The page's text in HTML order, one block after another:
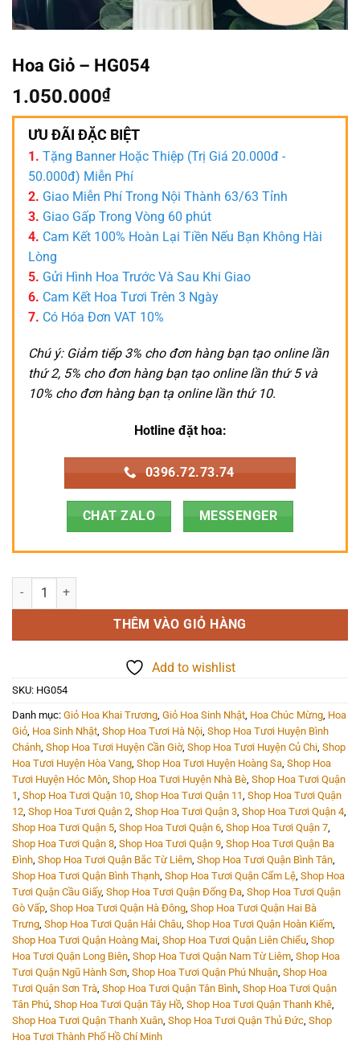
Hoa Giỏ – HG054
1.050.000₫
ƯU ĐÃI ĐẶC BIỆT
1. Tặng Banner Hoặc Thiệp (Trị Giá 20.000đ -
50.000đ) Miễn Phí
2. Giao Miễn Phí Trong Nội Thành 63/63 Tỉnh
3. Giao Gấp Trong Vòng 60 phút
4. Cam Kết 100% Hoàn Lại Tiền Nếu Bạn Không Hài
Lòng
5. Gửi Hình Hoa Trước Và Sau Khi Giao
6. Cam Kết Hoa Tươi Trên 3 Ngày
7. Có Hóa Đơn VAT 10%
Chú ý: Giảm tiếp 3% cho đơn hàng bạn tạo online lần
thứ 2, 5% cho đơn hàng bạn tạo online lần thứ 5 và
10% cho đơn hàng bạn tạ online lần thứ 10.
Hotline đặt hoa:
0396.72.73.74
CHAT ZALO MESSENGER
Hoa Giỏ - HG054 số lượng
THÊM VÀO GIỎ HÀNG
Add to wishlist
SKU: HG054
Danh mục: Giỏ Hoa Khai Trương Giỏ Hoa Sinh Nhật Hoa Chúc Mừng Hoa
Giỏ Hoa Sinh Nhật Shop Hoa Tươi Hà Nội Shop Hoa Tươi Huyện Bình
Chánh Shop Hoa Tươi Huyện Cần Giờ, Shop Hoa Tươi Huyện Củ Chi Shop
Hoa Tươi Huyện Hòa Vang Shop Hoa Tươi Huyện Hoàng Sa Shop Hoa
Tươi Huyện Hóc Môn Shop Hoa Tươi Huyện Nhà Bè Shop Hoa Tươi Quận
1 Shop Hoa Tươi Quận 10 Shop Hoa Tươi Quận 11 Shop Hoa Tươi Quận
12 Shop Hoa Tươi Quận 2 Shop Hoa Tươi Quận 3 Shop Hoa Tươi Quận 4
Shop Hoa Tươi Quận 5 Shop Hoa Tươi Quận 6 Shop Hoa Tươi Quận 7
Shop Hoa Tươi Quận 8 Shop Hoa Tươi Quận 9 Shop Hoa Tươi Quận Ba
Đình Shop Hoa Tươi Quận Bắc Từ Liêm Shop Hoa Tươi Quận Bình Tân
Shop Hoa Tươi Quận Bình Thạnh Shop Hoa Tươi Quận Cẩm Lệ Shop Hoa
Tươi Quận Cầu Giấy, Shop Hoa Tươi Quận Đống Đa Shop Hoa Tươi Quận
Gò Vấp Shop Hoa Tươi Quận Hà Đông Shop Hoa Tươi Quận Hai Bà
Trưng Shop Hoa Tươi Quận Hải Châu Shop Hoa Tươi Quận Hoàn Kiếm
Shop Hoa Tươi Quận Hoàng Mai Shop Hoa Tươi Quận Liên Chiểu Shop
Hoa Tươi Quận Long Biên Shop Hoa Tươi Quận Nam Từ Liêm Shop Hoa
Tươi Quận Ngũ Hành Sơn Shop Hoa Tươi Quận Phú Nhuận Shop Hoa
Tươi Quận Sơn Trà Shop Hoa Tươi Quận Tân Bình Shop Hoa Tươi Quận
Tân Phú Shop Hoa Tươi Quận Tây Hồ Shop Hoa Tươi Quận Thanh Khê
Shop Hoa Tươi Quận Thanh Xuân Shop Hoa Tươi Quận Thủ Đức Shop
Hoa Tươi Thành Phố Hồ Chí Minh